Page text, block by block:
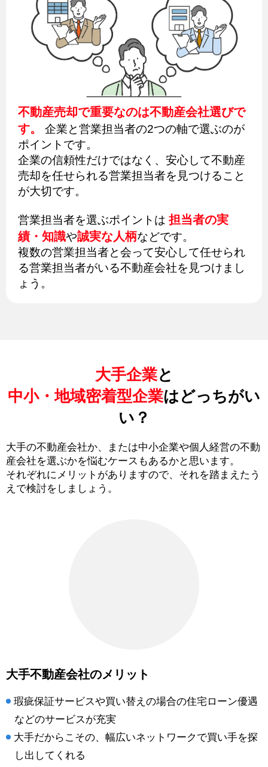
不動産売却で重要なのは不動産会社選びで
す。
企業と営業担当者の2つの軸で選ぶのが
ポイントです。
企業の信頼性だけではなく、安心して不動産
売却を任せられる営業担当者を見つけること
が大切です。
営業担当者を選ぶポイントは 担当者の実
績・知識や誠実な人柄などです。
複数の営業担当者と会って安心して任せられ
る営業担当者がいる不動産会社を見つけまし
ょう。
大手企業と
中小・地域密着型企業はどっちがい
い？
大手の不動産会社か、または中小企業や個人経営の不動
産会社を選ぶかを悩むケースもあるかと思います。
それぞれにメリットがありますので、それを踏まえたう
えで検討をしましょう。
大手不動産会社のメリット
瑕疵保証サービスや買い替えの場合の住宅ローン優遇
などのサービスが充実
大手だからこその、幅広いネットワークで買い手を探
し出してくれる